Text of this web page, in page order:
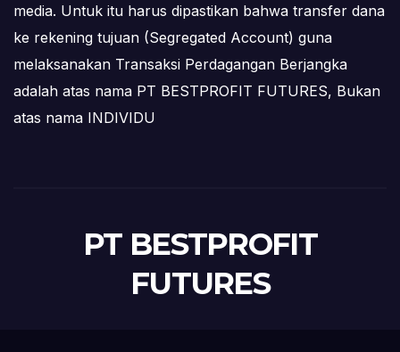
media. Untuk itu harus dipastikan bahwa transfer dana
ke rekening tujuan (Segregated Account) guna
melaksanakan Transaksi Perdagangan Berjangka
adalah atas nama PT BESTPROFIT FUTURES, Bukan
atas nama INDIVIDU
PT BESTPROFIT
FUTURES